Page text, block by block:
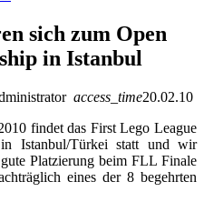
sich zum Open
in Istanbul
access_time20.02.10
findet das First Lego League
Istanbul/Türkei statt und wir
Platzierung beim FLL Finale
eines der 8 begehrten